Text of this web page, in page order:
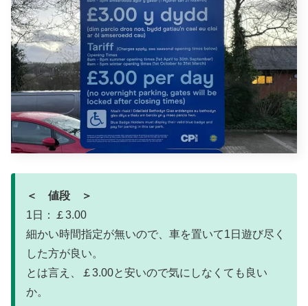
＜ 値段 ＞
1日：￡3.00
細かい時間指定が無いので、車を置いて1日遊び尽く
した方が良い。
とは言え、￡3.00と安いので気にしなくても良い
か。